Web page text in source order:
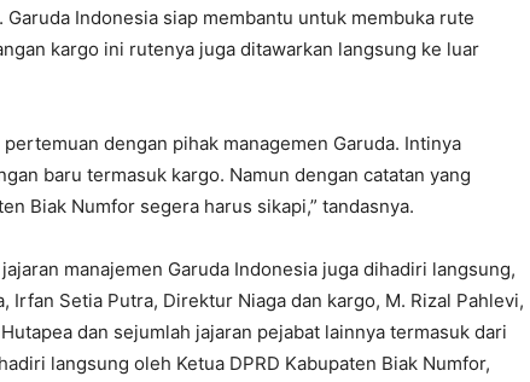
Garuda Indonesia siap membantu untuk membuka rute
kargo ini rutenya juga ditawarkan langsung ke luar
dengan pihak managemen Garuda. Intinya
baru termasuk kargo. Namun dengan catatan yang
Biak Numfor segera harus sikapi,” tandasnya.
manajemen Garuda Indonesia juga dihadiri langsung,
Irfan Setia Putra, Direktur Niaga dan kargo, M. Rizal Pahlevi,
dan sejumlah jajaran pejabat lainnya termasuk dari
langsung oleh Ketua DPRD Kabupaten Biak Numfor,